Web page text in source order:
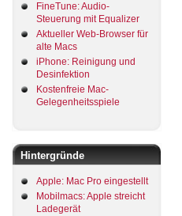
FineTune: Audio-
Steuerung mit Equalizer
Aktueller Web-Browser für
alte Macs
iPhone: Reinigung und
Desinfektion
Kostenfreie Mac-
Gelegenheitsspiele
Hintergründe
Apple: Mac Pro eingestellt
Mobilmacs: Apple streicht
Ladegerät